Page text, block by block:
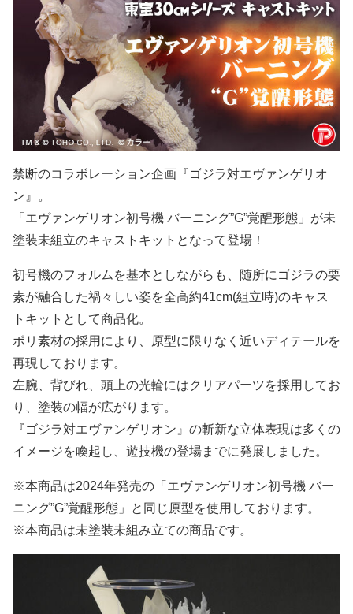
禁断のコラボレーション企画『ゴジラ対エヴァンゲリオ
ン』。
「エヴァンゲリオン初号機 バーニング”G”覚醒形態」が未
塗装未組立のキャストキットとなって登場！
初号機のフォルムを基本としながらも、随所にゴジラの要
素が融合した禍々しい姿を全高約41cm(組立時)のキャス
トキットとして商品化。
ポリ素材の採用により、原型に限りなく近いディテールを
再現しております。
左腕、背びれ、頭上の光輪にはクリアパーツを採用してお
り、塗装の幅が広がります。
『ゴジラ対エヴァンゲリオン』の斬新な立体表現は多くの
イメージを喚起し、遊技機の登場までに発展しました。
※本商品は2024年発売の「エヴァンゲリオン初号機 バー
ニング”G”覚醒形態」と同じ原型を使用しております。
※本商品は未塗装未組み立ての商品です。